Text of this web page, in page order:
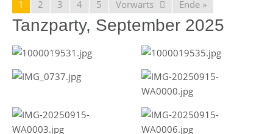
1 2 3 4 5 Vorwärts Ende »
Tanzparty, September 2025